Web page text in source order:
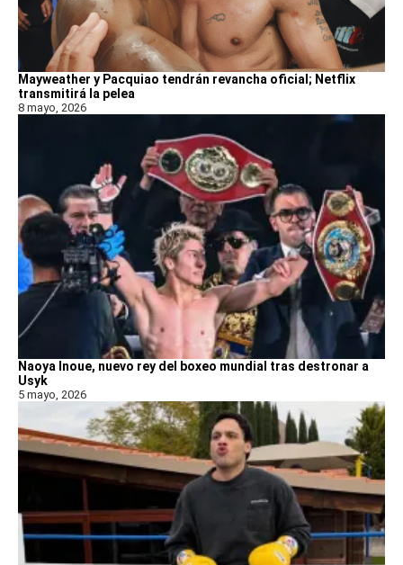
Mayweather y Pacquiao tendrán revancha oficial; Netflix
transmitirá la pelea
8 mayo, 2026
Naoya Inoue, nuevo rey del boxeo mundial tras destronar a
Usyk
5 mayo, 2026